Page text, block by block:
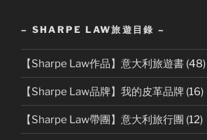
– SHARPE LAW旅遊目錄 –
【Sharpe Law作品】意大利旅遊書 (48)
【Sharpe Law品牌】我的皮革品牌 (16)
【Sharpe Law帶團】意大利旅行團 (12)